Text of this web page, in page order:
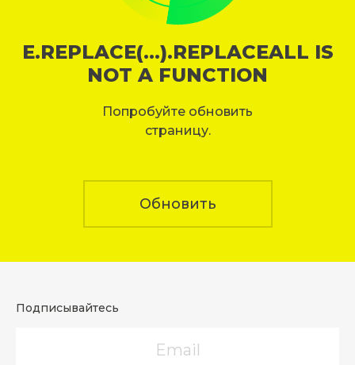
E.REPLACE(...).REPLACEALL IS
NOT A FUNCTION
Попробуйте обновить
страницу.
Обновить
Подписывайтесь